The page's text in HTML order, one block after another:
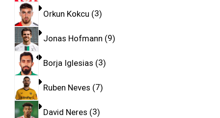
Orkun Kokcu 3
Jonas Hofmann 9
Borja Iglesias 3
Ruben Neves 7
David Neres 3